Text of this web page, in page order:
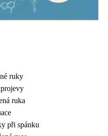
ruky
ruka
při spánku